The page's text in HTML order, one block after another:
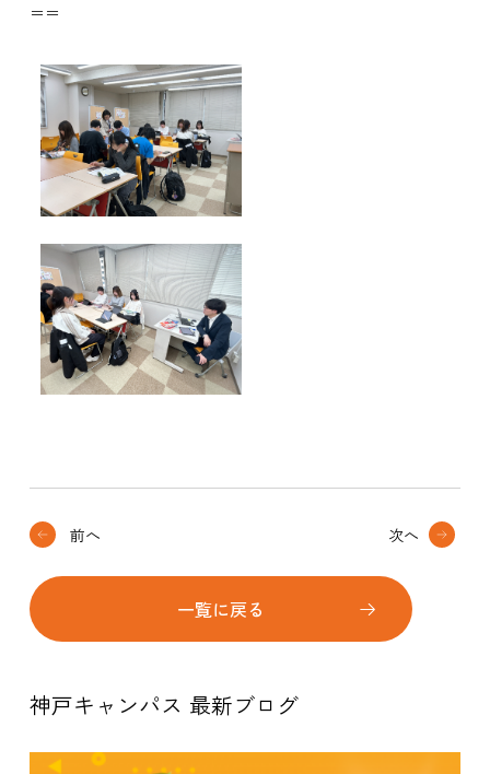
＝＝
前へ
一覧に戻る
次へ
神戸キャンパス 最新ブログ